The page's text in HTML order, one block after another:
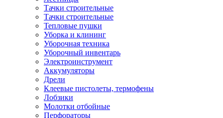
Тачки строительные
Тачки строительные
Тепловые пушки
Уборка и клининг
Уборочная техника
Уборочный инвентарь
Электроинструмент
Аккумуляторы
Дрели
Клеевые пистолеты, термофены
Лобзики
Молотки отбойные
Перфораторы